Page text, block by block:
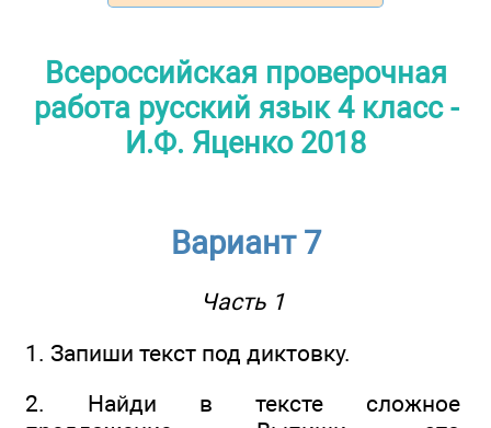
Всероссийская проверочная
работа русский язык 4 класс -
И.Ф. Яценко 2018
Вариант 7
Часть 1
1. Запиши текст под диктовку.
2. Найди в тексте сложное